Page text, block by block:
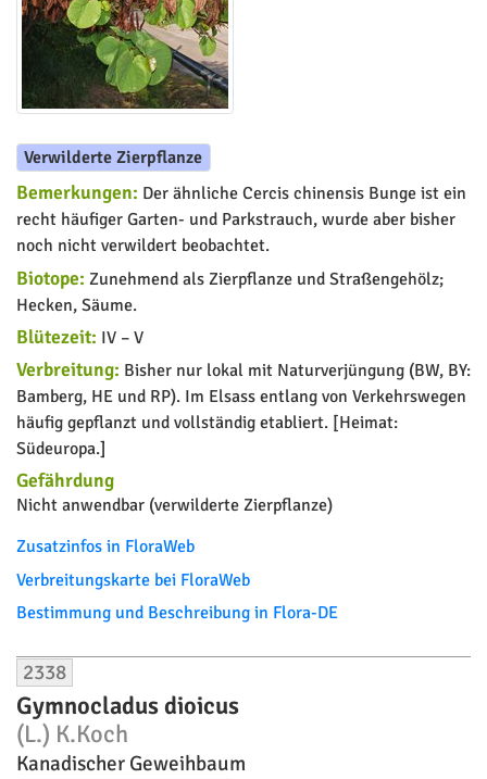
Verwilderte Zierpflanze
Bemerkungen: Der ähnliche Cercis chinensis Bunge ist ein
recht häufiger Garten- und Parkstrauch, wurde aber bisher
noch nicht verwildert beobachtet.
Biotope: Zunehmend als Zierpflanze und Straßengehölz;
Hecken, Säume.
Blütezeit: IV – V
Verbreitung: Bisher nur lokal mit Naturverjüngung (BW, BY:
Bamberg, HE und RP). Im Elsass entlang von Verkehrswegen
häufig gepflanzt und vollständig etabliert. [Heimat:
Südeuropa.]
Gefährdung
Nicht anwendbar (verwilderte Zierpflanze)
Zusatzinfos in FloraWeb
Verbreitungskarte bei FloraWeb
Bestimmung und Beschreibung in Flora-DE
2338
Gymnocladus dioicus
(L.) K.Koch
Kanadischer Geweihbaum